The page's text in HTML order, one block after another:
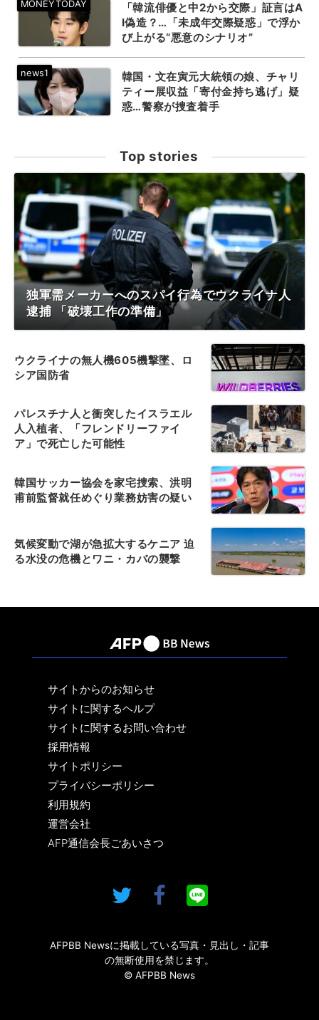
「韓流俳優と中2から交際」証言はA
I偽造？…「未成年交際疑惑」で浮か
び上がる“悪意のシナリオ”
韓国・文在寅元大統領の娘、チャリ
ティー展収益「寄付金持ち逃げ」疑
惑…警察が捜査着手
Top stories
独軍需メーカーへのスパイ行為でウクライナ人
逮捕 「破壊工作の準備」
ウクライナの無人機605機撃墜、ロ
シア国防省
パレスチナ人と衝突したイスラエル
人入植者、「フレンドリーファイ
ア」で死亡した可能性
韓国サッカー協会を家宅捜索、洪明
甫前監督就任めぐり業務妨害の疑い
気候変動で湖が急拡大するケニア 迫
る水没の危機とワニ・カバの襲撃
サイトからのお知らせ
サイトに関するヘルプ
サイトに関するお問い合わせ
採用情報
サイトポリシー
プライバシーポリシー
利用規約
運営会社
AFP通信会長ごあいさつ
AFPBB Newsに掲載している写真・見出し・記事
の無断使用を禁じます。
© AFPBB News